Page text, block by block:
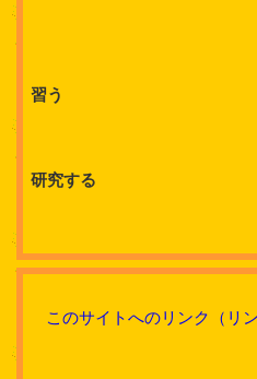
習う
研究する
このサイトへのリンク（リ